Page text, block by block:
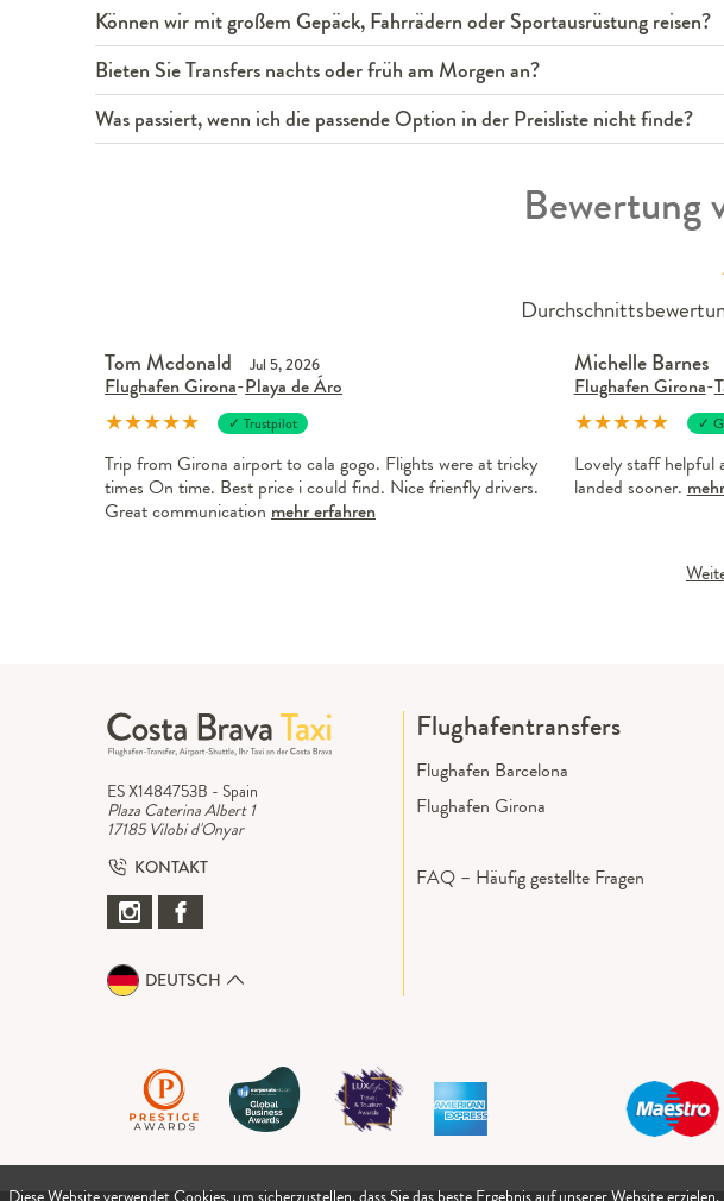
Diese Website verwendet Cookies, um sicherzustellen, dass Sie das beste Ergebnis auf unserer Website erzielen.
Können wir mit großem Gepäck, Fahrrädern oder Sportausrüstung reisen?
Bieten Sie Transfers nachts oder früh am Morgen an?
Was passiert, wenn ich die passende Option in der Preisliste nicht finde?
Bewertung
Tom Mcdonald Jul 5, 2026
Flughafen Girona-Playa de Áro
★★★★★ ✓ Trustpilot
Trip from Girona airport to cala gogo. Flights were at tricky
times On time. Best price i could find. Nice frienfly drivers.
Great communication mehr erfahren
Michelle Barnes
Flughafen Girona-
★★★★★ ✓
Lovely staff helpful
landed sooner.
ES X1484753B - Spain
Plaza Caterina Albert 1
17185 Vilobi d'Onyar
KONTAKT
DEUTSCH
Flughafentransfers
Flughafen Barcelona
Flughafen Girona
FAQ – Häufig gestellte Fragen